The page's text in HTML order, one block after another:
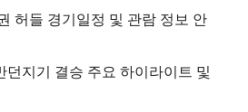
허들 경기일정 및 관람 정보 안
지기 결승 주요 하이라이트 및